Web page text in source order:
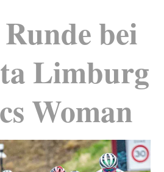
bei
Limburg
Woman